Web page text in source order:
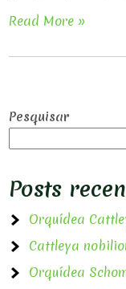
Read More »
Pesquisar
Posts
Orquídea
Cattleya
Orquídea